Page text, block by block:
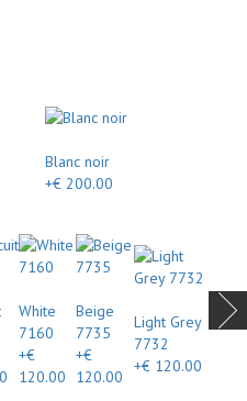
Blanc noir
+€ 200.00
White
7160
+€
120.00
Beige
7735
+€
120.00
Light Grey
7732
+€ 120.00